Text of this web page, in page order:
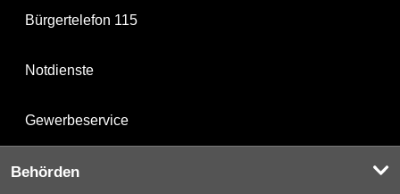
Bürgertelefon 115
Notdienste
Gewerbeservice
Behörden